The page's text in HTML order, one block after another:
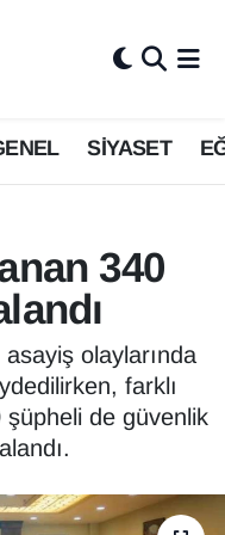
SİYASET
340
olaylarında
farklı
de güvenlik
Fikstür